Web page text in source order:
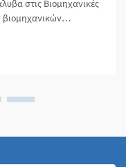
στις Βιομηχανικές
βιομηχανικών